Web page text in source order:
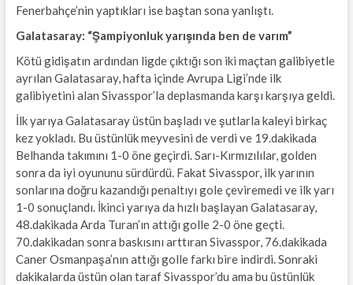
Fenerbahçe’nin yaptıkları ise baştan sona yanlıştı.
Galatasaray: “Şampiyonluk yarışında ben de varım”
Kötü gidişatın ardından ligde çıktığı son iki maçtan galibiyetle
ayrılan Galatasaray, hafta içinde Avrupa Ligi’nde ilk
galibiyetini alan Sivasspor’la deplasmanda karşı karşıya geldi.
İlk yarıya Galatasaray üstün başladı ve şutlarla kaleyi birkaç
kez yokladı. Bu üstünlük meyvesini de verdi ve 19.dakikada
Belhanda takımını 1-0 öne geçirdi. Sarı-Kırmızılılar, golden
sonra da iyi oyununu sürdürdü. Fakat Sivasspor, ilk yarının
sonlarına doğru kazandığı penaltıyı gole çeviremedi ve ilk yarı
1-0 sonuçlandı. İkinci yarıya da hızlı başlayan Galatasaray,
48.dakikada Arda Turan’ın attığı golle 2-0 öne geçti.
70.dakikadan sonra baskısını arttıran Sivasspor, 76.dakikada
Caner Osmanpaşa’nın attığı golle farkı bire indirdi. Sonraki
dakikalarda üstün olan taraf Sivasspor’du ama bu üstünlük